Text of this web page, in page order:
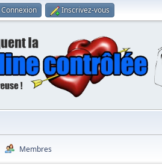
Connexion Inscrivez-vous
Membres